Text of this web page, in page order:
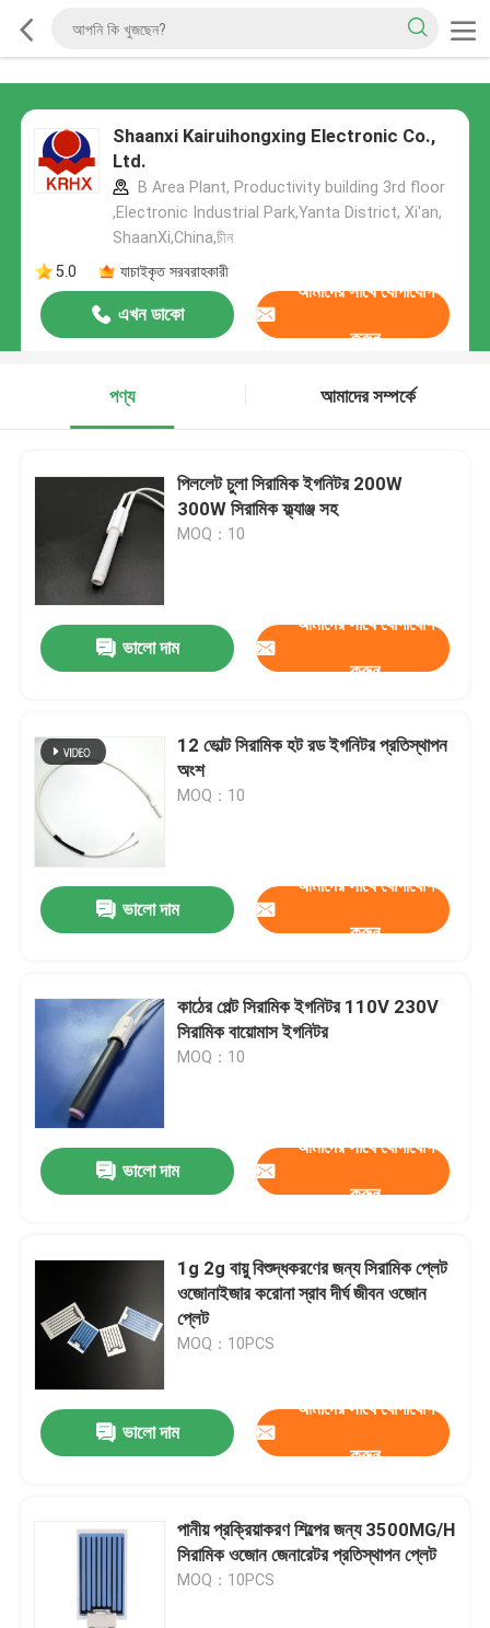
Shaanxi Kairuihongxing Electronic Co.,
Ltd.
B Area Plant, Productivity building 3rd floor
,Electronic Industrial Park,Yanta District, Xi'an,
ShaanXi,China,চীন
5.0
যাচাইকৃত সরবরাহকারী
এখন ডাকো
আমাদের সাথে যোগাযোগ
করুন
পণ্য আমাদের সম্পর্কে
পিললেট চুলা সিরামিক ইগনিটর 200W
300W সিরামিক ফ্ল্যাঞ্জ সহ
MOQ：10
ভালো দাম
আমাদের সাথে যোগাযোগ
করুন
12 ভোল্ট সিরামিক হট রড ইগনিটর প্রতিস্থাপন
অংশ
MOQ：10
ভালো দাম
আমাদের সাথে যোগাযোগ
করুন
কাঠের পেল্ট সিরামিক ইগনিটর 110V 230V
সিরামিক বায়োমাস ইগনিটর
MOQ：10
ভালো দাম
আমাদের সাথে যোগাযোগ
করুন
1g 2g বায়ু বিশুদ্ধকরণের জন্য সিরামিক প্লেট
ওজোনাইজার করোনা স্রাব দীর্ঘ জীবন ওজোন
প্লেট
MOQ：10PCS
ভালো দাম
আমাদের সাথে যোগাযোগ
করুন
পানীয় প্রক্রিয়াকরণ শিল্পের জন্য 3500MG/H
সিরামিক ওজোন জেনারেটর প্রতিস্থাপন প্লেট
MOQ：10PCS